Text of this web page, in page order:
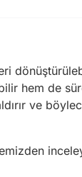
hem de
ve